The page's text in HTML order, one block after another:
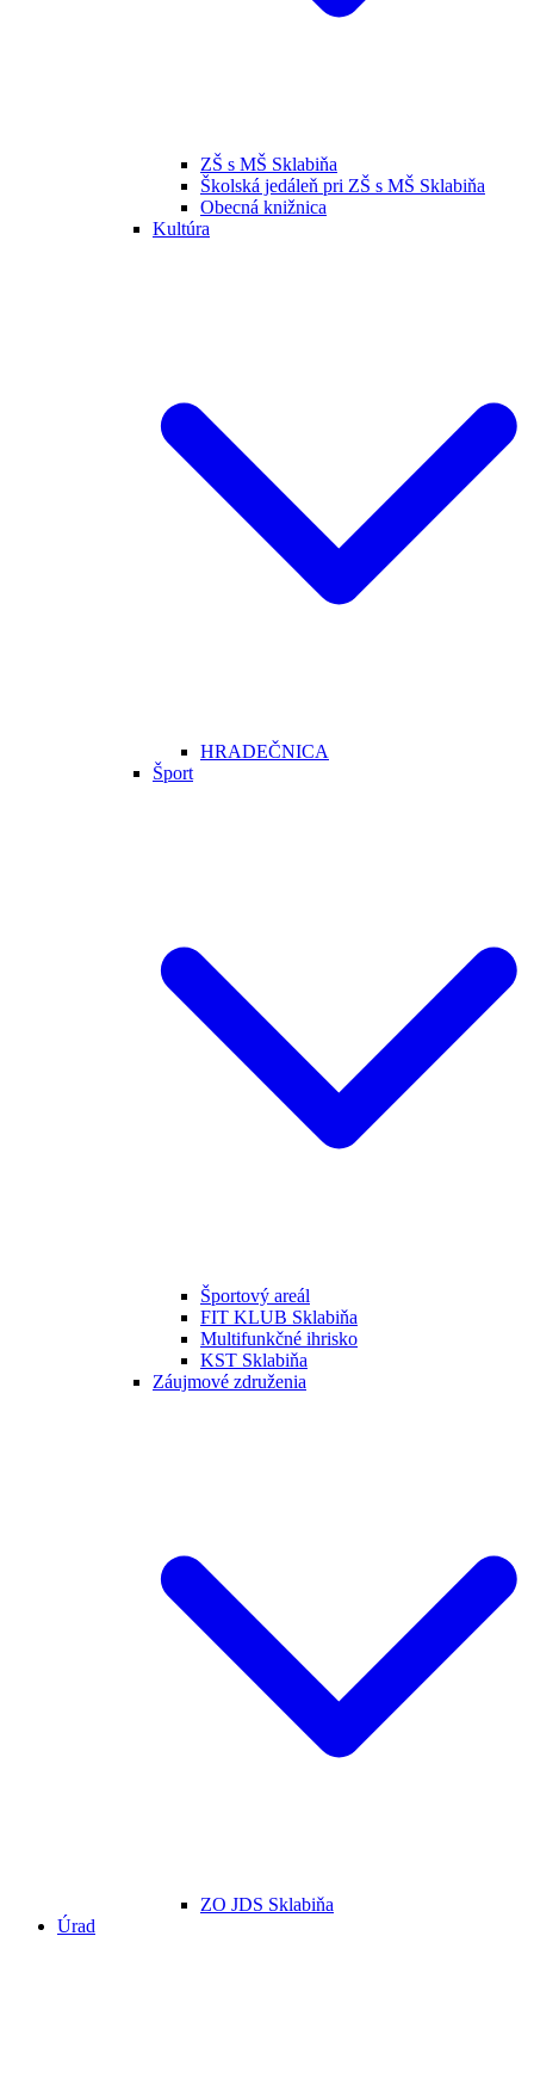
ZŠ s MŠ Sklabiňa
Školská jedáleň pri ZŠ s MŠ Sklabiňa
Obecná knižnica
Kultúra
HRADEČNICA
Šport
Športový areál
FIT KLUB Sklabiňa
Multifunkčné ihrisko
KST Sklabiňa
Záujmové združenia
ZO JDS Sklabiňa
Úrad